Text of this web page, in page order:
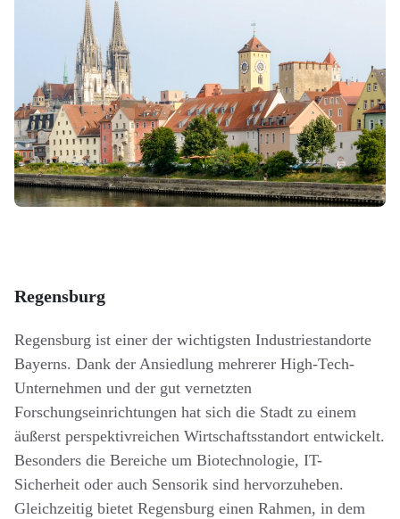
Regensburg
Regensburg ist einer der wichtigsten Industriestandorte
Bayerns. Dank der Ansiedlung mehrerer High-Tech-
Unternehmen und der gut vernetzten
Forschungseinrichtungen hat sich die Stadt zu einem
äußerst perspektivreichen Wirtschaftsstandort entwickelt.
Besonders die Bereiche um Biotechnologie, IT-
Sicherheit oder auch Sensorik sind hervorzuheben.
Gleichzeitig bietet Regensburg einen Rahmen, in dem